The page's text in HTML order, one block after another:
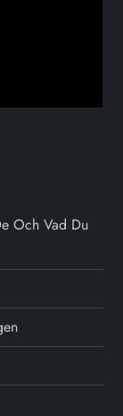
Och Vad Du